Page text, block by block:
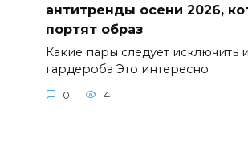
антитренды осени 2026,
портят образ
Какие пары следует исключить
гардероба Это интересно
0 4